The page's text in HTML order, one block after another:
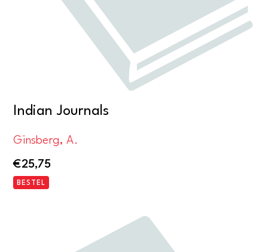
Indian Journals
Ginsberg, A.
€25,75
BESTEL